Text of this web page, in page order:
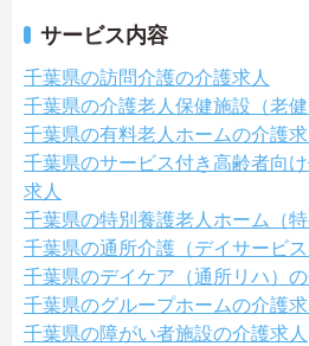
サービス内容
千葉県の訪問介護の介護求人
千葉県の介護老人保健施設（老
千葉県の有料老人ホームの介護求
千葉県のサービス付き高齢者向
求人
千葉県の特別養護老人ホーム（
千葉県の通所介護（デイサービ
千葉県のデイケア（通所リハ）の
千葉県のグループホームの介護求
千葉県の障がい者施設の介護求人